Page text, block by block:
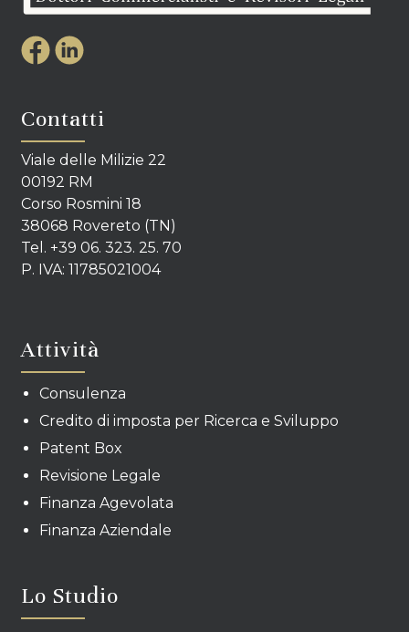
Contatti
Viale delle Milizie 22
00192 RM
Corso Rosmini 18
38068 Rovereto (TN)
Tel. +39 06. 323. 25. 70
P. IVA: 11785021004
Attività
Consulenza
Credito di imposta per Ricerca e Sviluppo
Patent Box
Revisione Legale
Finanza Agevolata
Finanza Aziendale
Lo Studio